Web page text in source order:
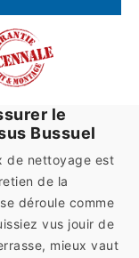
le
Bussuel
de nettoyage est
de la
déroule comme
vus jouir de
mieux vaut